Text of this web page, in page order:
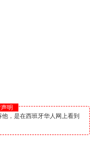
明
，是在西班牙华人网上看到